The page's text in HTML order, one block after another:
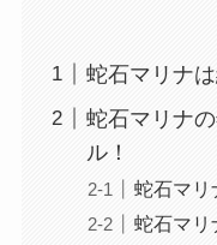
蛇石マリナ
蛇石マリナ
ル！
蛇石マリ
蛇石マリ